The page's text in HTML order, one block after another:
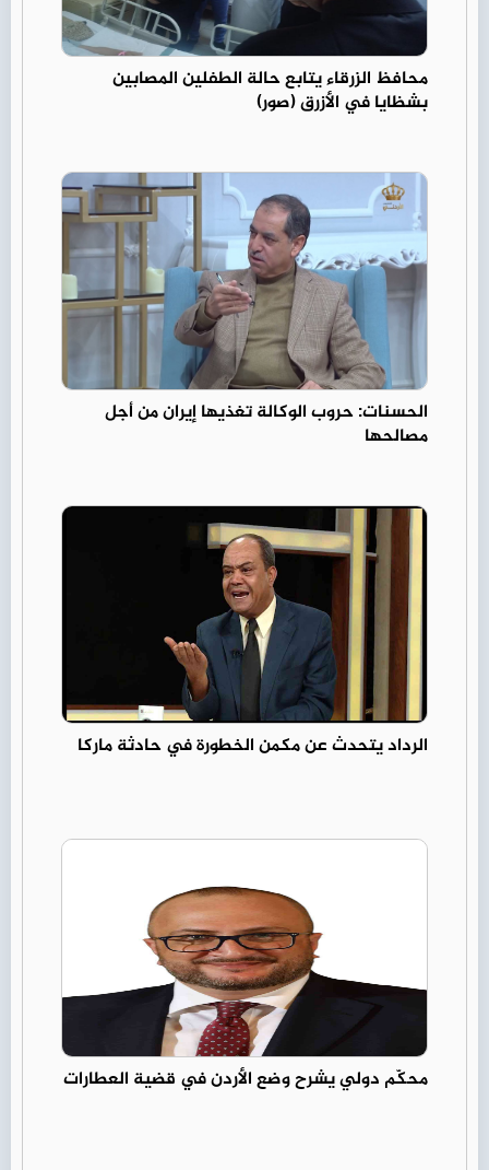
محافظ الزرقاء يتابع حالة الطفلين المصابين
بشظايا في الأزرق (صور)
الحسنات: حروب الوكالة تغذيها إيران من أجل
مصالحها
الرداد يتحدث عن مكمن الخطورة في حادثة ماركا
محكّم دولي يشرح وضع الأردن في قضية العطارات